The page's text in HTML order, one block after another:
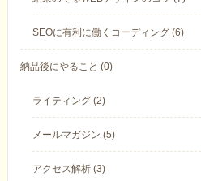
SEOに有利に働くコーディング (6)
納品後にやること (0)
ライティング (2)
メールマガジン (5)
アクセス解析 (3)